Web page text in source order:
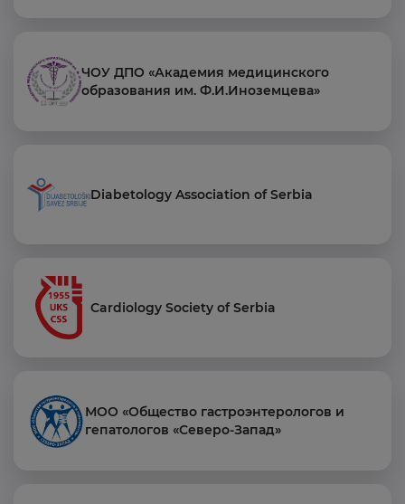
ЧОУ ДПО «Академия медицинского
образования им. Ф.И.Иноземцева»
Diabetology Association of Serbia
Cardiology Society of Serbia
МОО «Общество гастроэнтерологов и
гепатологов «Северо-Запад»